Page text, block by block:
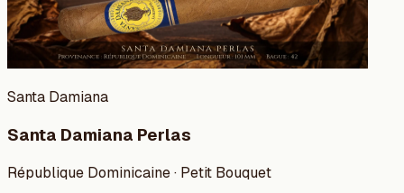
Santa Damiana
Santa Damiana Perlas
République Dominicaine · Petit Bouquet